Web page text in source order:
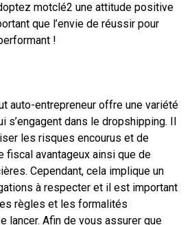
motclé2 une attitude positive
que l’envie de réussir pour
!
auto-entrepreneur offre une variété
s’engagent dans le dropshipping. Il
les risques encourus et de
fiscal avantageux ainsi que de
Cependant, cela implique un
à respecter et il est important
règles et les formalités
lancer. Afin de vous assurer que